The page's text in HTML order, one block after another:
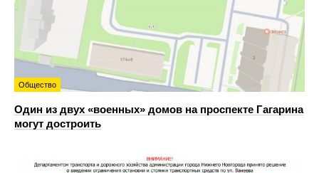
Общество
Один из двух «военных» домов на проспекте Гагарина
могут достроить